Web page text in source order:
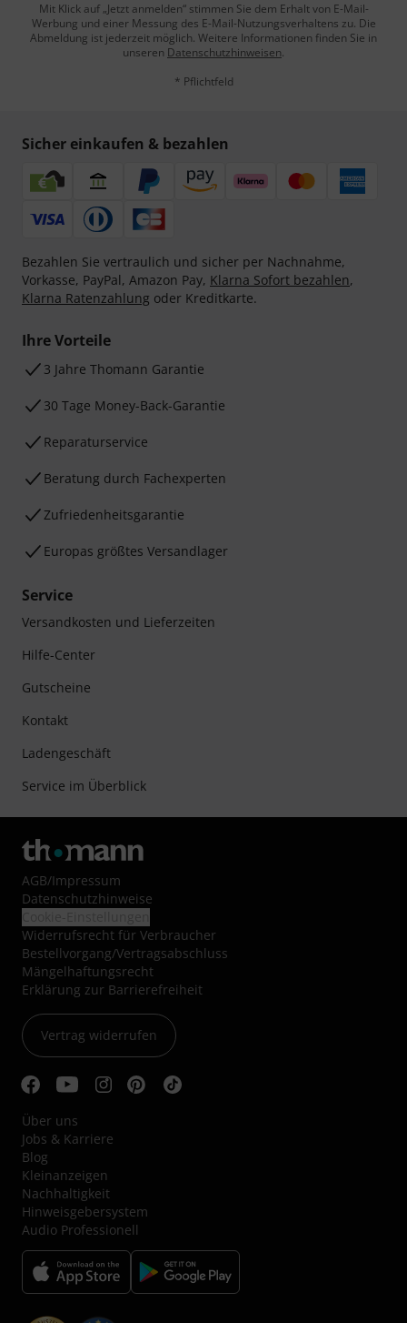
Mit Klick auf „Jetzt anmelden“ stimmen Sie dem Erhalt von E-Mail-
Werbung und einer Messung des E-Mail-Nutzungsverhaltens zu. Die
Abmeldung ist jederzeit möglich. Weitere Informationen finden Sie in
unseren Datenschutzhinweisen.
* Pflichtfeld
Sicher einkaufen & bezahlen
Bezahlen Sie vertraulich und sicher per Nachnahme,
Vorkasse, PayPal, Amazon Pay, Klarna Sofort bezahlen,
Klarna Ratenzahlung oder Kreditkarte.
Ihre Vorteile
3 Jahre Thomann Garantie
30 Tage Money-Back-Garantie
Reparaturservice
Beratung durch Fachexperten
Zufriedenheitsgarantie
Europas größtes Versandlager
Service
Versandkosten und Lieferzeiten
Hilfe-Center
Gutscheine
Kontakt
Ladengeschäft
Service im Überblick
AGB/Impressum
Datenschutzhinweise
Widerrufsrecht für Verbraucher
Bestellvorgang/Vertragsabschluss
Mängelhaftungsrecht
Erklärung zur Barrierefreiheit
Vertrag widerrufen
Über uns
Jobs & Karriere
Blog
Kleinanzeigen
Nachhaltigkeit
Hinweisgebersystem
Audio Professionell